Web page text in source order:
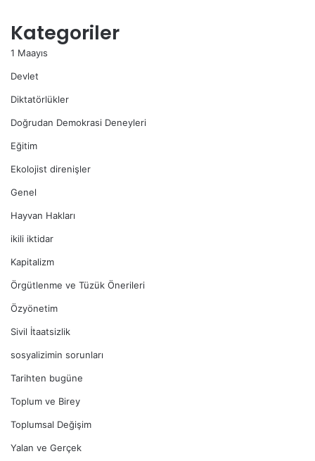
Kategoriler
1 Maayıs
Devlet
Diktatörlükler
Doğrudan Demokrasi Deneyleri
Eğitim
Ekolojist direnişler
Genel
Hayvan Hakları
ikili iktidar
Kapitalizm
Örgütlenme ve Tüzük Önerileri
Özyönetim
Sivil İtaatsizlik
sosyalizimin sorunları
Tarihten bugüne
Toplum ve Birey
Toplumsal Değişim
Yalan ve Gerçek